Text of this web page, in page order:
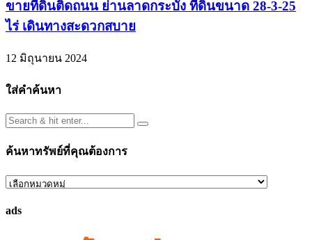
ขายที่ดินติดถนน ย่านลาดกระบัง ที่ดินขนาด 28-3-25
ไร่ เดินทางสะดวกสบาย
12 มิถุนายน 2024
ใส่คำค้นหา
ค้นหาทรัพย์ที่คุณต้องการ
ค้นหา
ที่
ads